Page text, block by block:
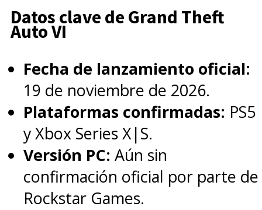
Datos clave de Grand Theft
Auto VI
Fecha de lanzamiento oficial:
19 de noviembre de 2026.
Plataformas confirmadas: PS5
y Xbox Series X|S.
Versión PC: Aún sin
confirmación oficial por parte de
Rockstar Games.